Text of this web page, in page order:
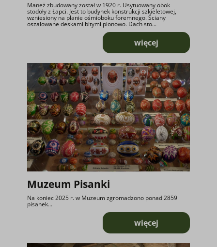
Maneż zbudowany został w 1920 r. Usytuowany obok
stodoły z Łapci. Jest to budynek konstrukcji szkieletowej,
wzniesiony na planie ośmioboku foremnego. Ściany
oszalowane deskami bitymi pionowo. Dach sto...
więcejo Maneż z Uszy
Muzeum Pisanki
Na koniec 2025 r. w Muzeum zgromadzono ponad 2859
pisanek...
więcejo Muzeum Pisanki